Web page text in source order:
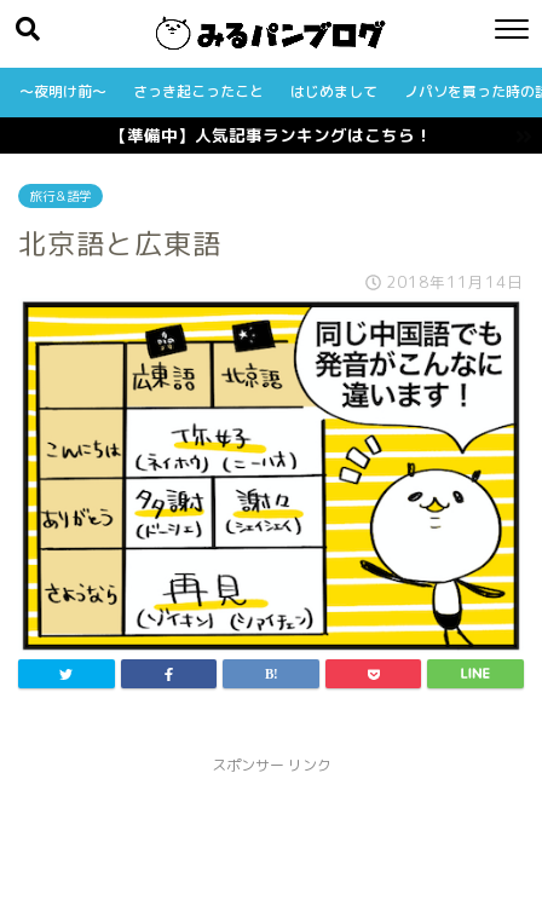
〜夜明け前〜 さっき起こったこと はじめまして ノパソを買った時の
【準備中】人気記事ランキングはこちら！
旅行＆語学
北京語と広東語
2018年11月14日
スポンサー リンク